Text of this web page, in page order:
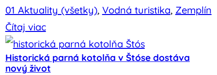
01 Aktuality (všetky), Vodná turistika, Zemplín
Čítaj viac
Historická parná kotolňa v Štóse dostáva
nový život